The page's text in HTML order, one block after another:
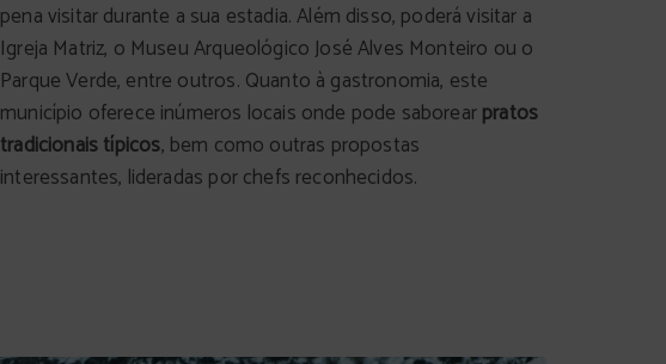
pena visitar durante a sua estadia. Além disso, poderá visitar a
Igreja Matriz, o Museu Arqueológico José Alves Monteiro ou o
Parque Verde, entre outros. Quanto à gastronomia, este
município oferece inúmeros locais onde pode saborearpratos
tradicionais típicos, bem como outras propostas
interessantes, lideradas por chefs reconhecidos.